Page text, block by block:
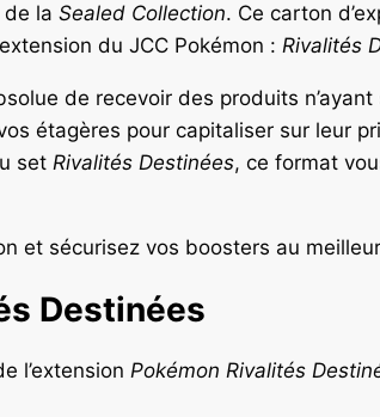
la Sealed Collection. Ce carton
du JCC Pokémon : Rivalités
de recevoir des produits
étagères pour capitaliser sur leur
set Rivalités Destinées, ce format
sécurisez vos boosters au
Destinées
l’extension Pokémon Rivalités